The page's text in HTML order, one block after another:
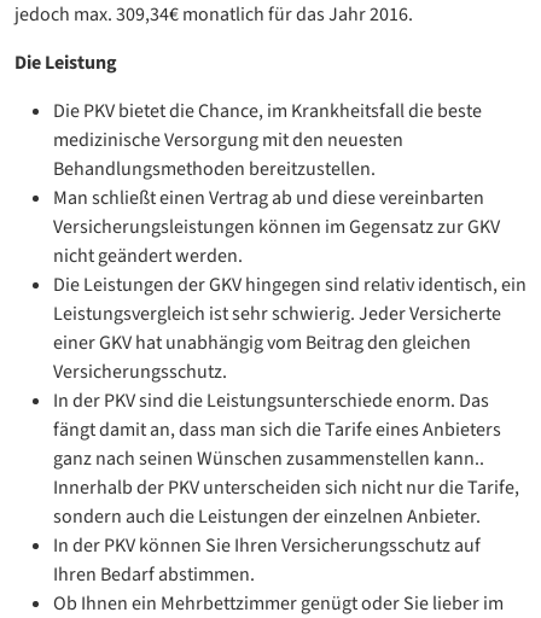
jedoch max. 309,34€ monatlich für das Jahr 2016.
Die Leistung
Die PKV bietet die Chance, im Krankheitsfall die beste
medizinische Versorgung mit den neuesten
Behandlungsmethoden bereitzustellen.
Man schließt einen Vertrag ab und diese vereinbarten
Versicherungsleistungen können im Gegensatz zur GKV
nicht geändert werden.
Die Leistungen der GKV hingegen sind relativ identisch, ein
Leistungsvergleich ist sehr schwierig. Jeder Versicherte
einer GKV hat unabhängig vom Beitrag den gleichen
Versicherungsschutz.
In der PKV sind die Leistungsunterschiede enorm. Das
fängt damit an, dass man sich die Tarife eines Anbieters
ganz nach seinen Wünschen zusammenstellen kann..
Innerhalb der PKV unterscheiden sich nicht nur die Tarife,
sondern auch die Leistungen der einzelnen Anbieter.
In der PKV können Sie Ihren Versicherungsschutz auf
Ihren Bedarf abstimmen.
Ob Ihnen ein Mehrbettzimmer genügt oder Sie lieber im